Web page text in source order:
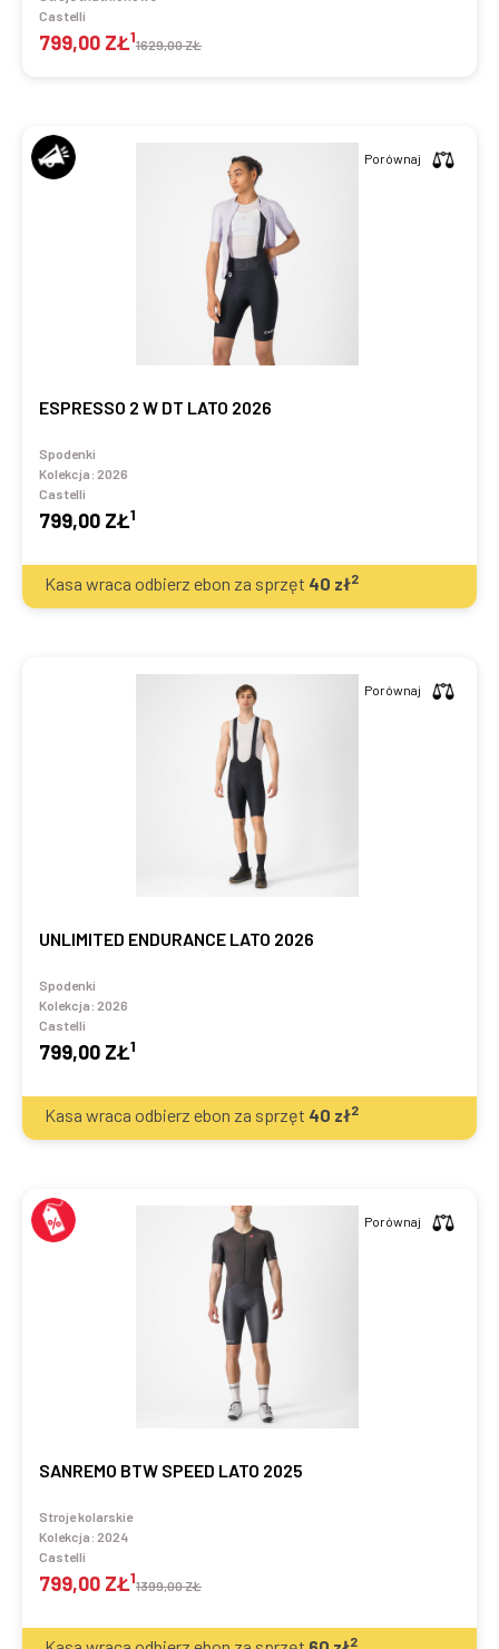
Castelli
799,00 ZŁ11629,00 ZŁ
ESPRESSO 2 W DT LATO 2026
Spodenki
Kolekcja: 2026
Castelli
799,00 ZŁ1
Porównaj
Kasa wraca odbierz ebon za sprzęt 40 zł2
UNLIMITED ENDURANCE LATO 2026
Spodenki
Kolekcja: 2026
Castelli
799,00 ZŁ1
Porównaj
Kasa wraca odbierz ebon za sprzęt 40 zł2
SANREMO BTW SPEED LATO 2025
Stroje kolarskie
Kolekcja: 2024
Castelli
799,00 ZŁ11399,00 ZŁ
Porównaj
2